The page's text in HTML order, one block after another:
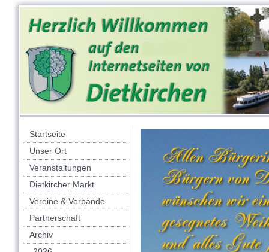
Startseite
Unser Ort
Veranstaltungen
Dietkircher Markt
Vereine & Verbände
Partnerschaft
Archiv